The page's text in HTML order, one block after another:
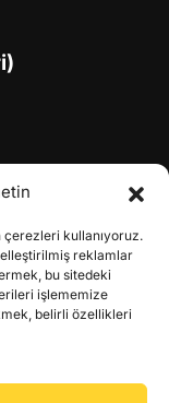
kullanıyoruz.
reklamlar
bu sitedeki
işlememize
belirli özellikleri